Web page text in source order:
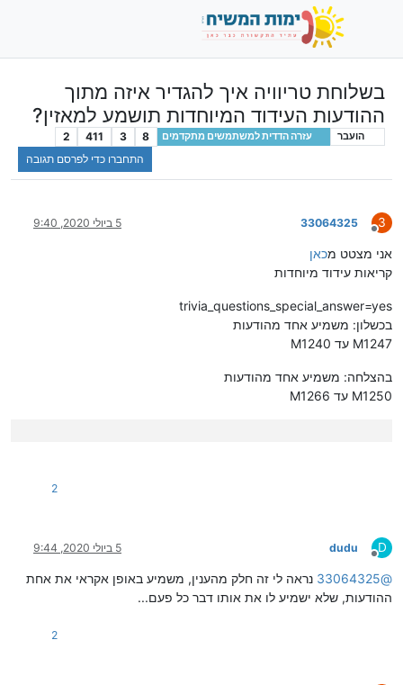
בשלוחת טריוויה איך להגדיר איזה מתוך
ההודעות העידוד המיוחדות תושמע למאזין?
הועבר עזרה הדדית למשתמשים מתקדמים 8
3
411
2
התחברו כדי לפרסם תגובה
3
מנותק
33064325 5 ביולי 2020, 9:40
אני מצטט מכאן
קריאות עידוד מיוחדות
trivia_questions_special_answer=yes
בכשלון: משמיע אחד מהודעות
M1240 עד M1247
בהצלחה: משמיע אחד מהודעות
M1250 עד M1266
2
D
מנותק
dudu 5 ביולי 2020, 9:44
@
33064325 נראה לי זה חלק מהענין, משמיע באופן אקראי את אחת
ההודעות, שלא ישמיע לו את אותו דבר כל פעם...
2